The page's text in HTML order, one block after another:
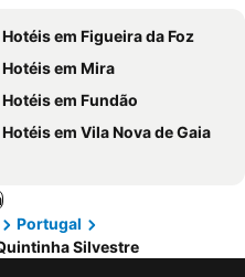
Hotéis em Figueira da Foz
Hotéis em Mira
Hotéis em Fundão
Hotéis em Vila Nova de Gaia
Portugal
Silvestre